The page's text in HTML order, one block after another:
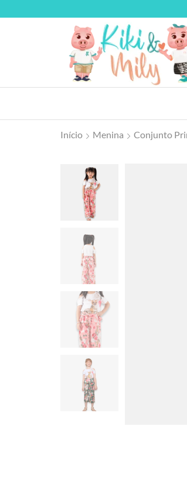
Início Menina Conjunto